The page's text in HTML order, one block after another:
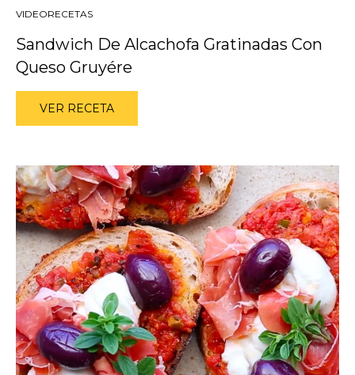
VIDEORECETAS
Sandwich De Alcachofa Gratinadas Con
Queso Gruyére
VER RECETA